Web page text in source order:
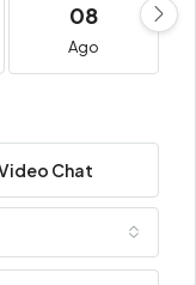
08
Ago
Chat